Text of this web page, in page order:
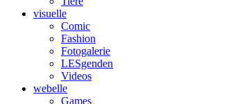
visuelle
Comic
Fashion
Fotogalerie
LESgenden
Videos
webelle
Games